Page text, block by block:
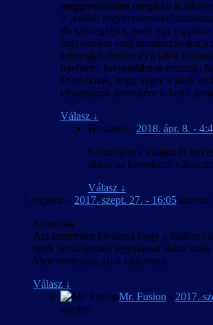
meggondolatlan rongálást is
a „valódi fegyverneveket”
db szövegfájlra, mely egy
fegyverekre való hivatkozásokat a
szövegkészletben és a játék
nyelven), helyesebbnek érezzük,
Dezóéknak, hogy végre a játék
elhanyagolt szövegére is kellő
Válasz ↓
Hexarius - 2018. ápr. 8. -
Köszönöm a választ és
akkor az következő
Válasz ↓
experto - 2017. szept. 27. - 16:05 szerint:
Sziasztok
Azt szeretném kérdezni hogy a Stalker
npck beszélgetnek egymással akkor
Mert eredetileg azok nincsenek.
Válasz ↓
Mr. Fusion - 2017.
szerint: